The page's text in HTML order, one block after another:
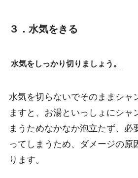
３．水気をきる
水気をしっかり切りましょう。
水気を切らないでそのままシャ
ますと、お湯といっしょにシャ
まうためなかなか泡立たず、必
ってしまうため、ダメージの原
ります。